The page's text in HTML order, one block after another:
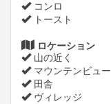
コンロ
トースト
ロケーション
山の近く
マウンテンビュー
田舎
ヴィレッジ